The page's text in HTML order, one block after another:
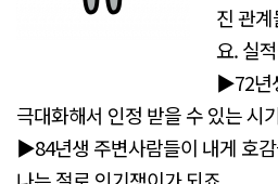
진 관
요. 실
▶72년
극대화해서 인정 받을 수 있는 시
▶84년생 주변사람들이 내게 호